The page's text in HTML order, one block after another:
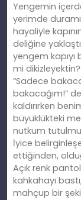
Yengemin
yerimde
hayaliyle
deliğine
yengem
mi
“Sadece
bakacağım!”
kaldırırken
büyüklükteki
nutkum
İyice
ettiğinden,
Açık renk
kahkahayı
mahçup bir